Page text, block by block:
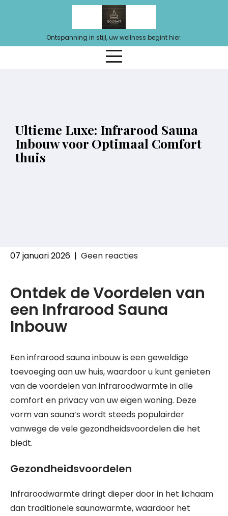
Ontspanning in stijl, uw wellness begint hier.
Ultieme Luxe: Infrarood Sauna
Inbouw voor Optimaal Comfort
thuis
07 januari 2026 | Geen reacties
Ontdek de Voordelen van
een Infrarood Sauna
Inbouw
Een infrarood sauna inbouw is een geweldige
toevoeging aan uw huis, waardoor u kunt genieten
van de voordelen van infraroodwarmte in alle
comfort en privacy van uw eigen woning. Deze
vorm van sauna’s wordt steeds populairder
vanwege de vele gezondheidsvoordelen die het
biedt.
Gezondheidsvoordelen
Infraroodwarmte dringt dieper door in het lichaam
dan traditionele saunawarmte, waardoor het